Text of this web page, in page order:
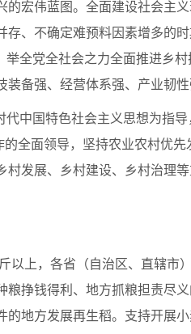
宏伟蓝图。全面建设社会主
、不确定难预料因素增多的
全党全社会之力全面推进乡
备强、经营体系强、产业韧性
中国特色社会主义思想为指
全面领导，坚持农业农村优
发展、乡村建设、乡村治理
以上，各省（自治区、直辖
挣钱得利、地方抓粮担责尽
地方发展再生稻。支持开展